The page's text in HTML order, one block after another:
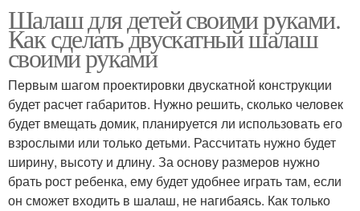
Шалаш для детей своими руками.
Как сделать двускатный шалаш
своими руками
Первым шагом проектировки двускатной конструкции
будет расчет габаритов. Нужно решить, сколько человек
будет вмещать домик, планируется ли использовать его
взрослыми или только детьми. Рассчитать нужно будет
ширину, высоту и длину. За основу размеров нужно
брать рост ребенка, ему будет удобнее играть там, если
он сможет входить в шалаш, не нагибаясь. Как только